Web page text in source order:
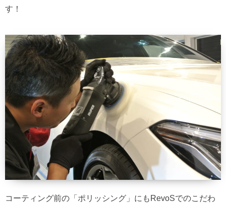
す！
コーティング前の「ポリッシング」にもRevoSでのこだわ